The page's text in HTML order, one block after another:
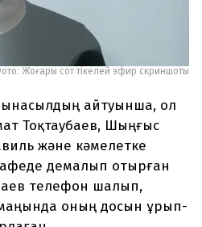
Жоғары сот тікелей эфир скриншоты
айтуынша, ол
Тоқтаубаев, Шыңғыс
және кәмелетке
демалып отырған
телефон шалып,
оның досын ұрып-